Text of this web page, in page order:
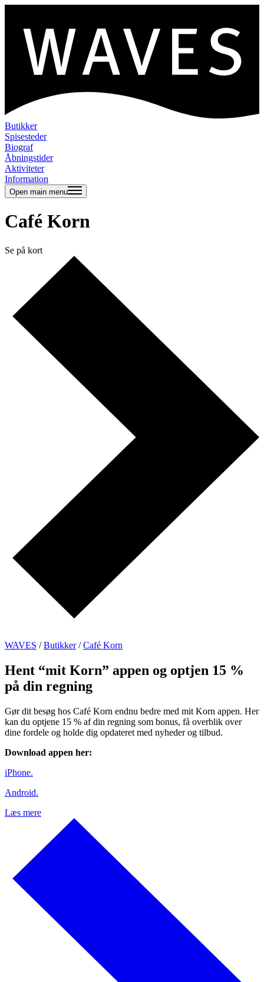
Butikker
Spisesteder
Biograf
Åbningstider
Aktiviteter
Information
Open main menu
Café Korn
Se på kort
WAVES /Butikker/Café Korn
Hent “mit Korn” appen og optjen 15 %
på din regning
Gør dit besøg hos Café Korn endnu bedre med mit Korn appen. Her
kan du optjene 15 % af din regning som bonus, få overblik over
dine fordele og holde dig opdateret med nyheder og tilbud.
Download appen her:
iPhone.
Android.
Læs mere